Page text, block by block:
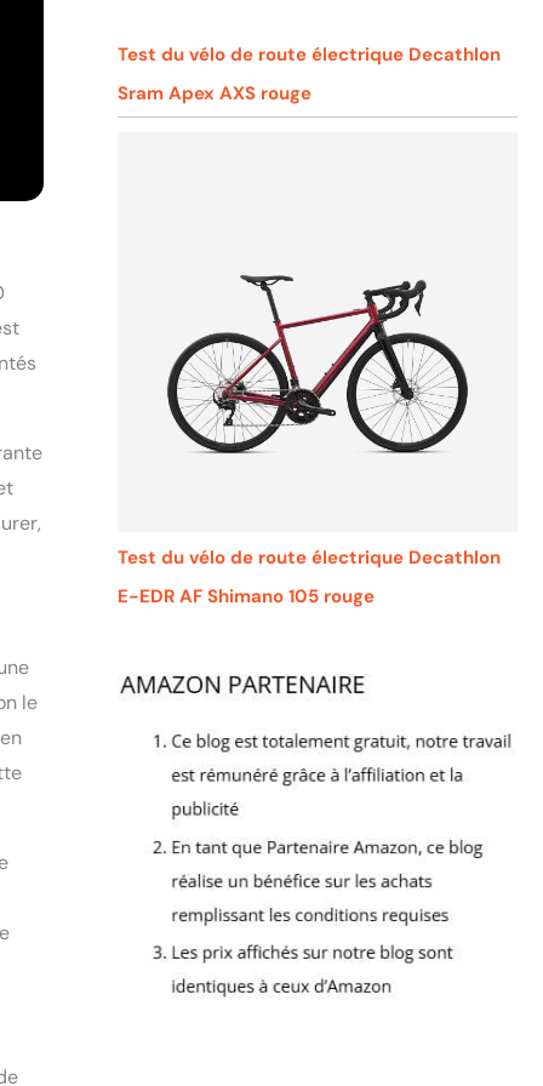
le
Test du vélo de route électrique Decathlon
Sram Apex AXS rouge
Test du vélo de route électrique Decathlon
E-EDR AF Shimano 105 rouge